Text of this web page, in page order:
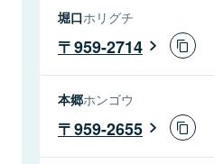
堀口ホリグチ
959-2714
本郷ホンゴウ
959-2655